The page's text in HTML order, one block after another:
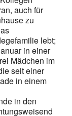
auch für
zu
lebt;
in einer
Mädchen im
seit einer
in einem
in den